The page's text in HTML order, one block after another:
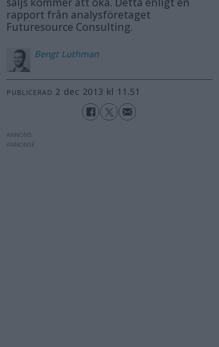
rapport från analysföretaget
Futuresource Consulting.
Bengt Luthman
PUBLICERAD 2 dec 2013 kl 11.51
ANNONS